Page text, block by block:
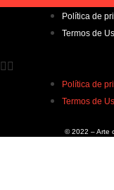
Política de
Termos de
Política de
Termos de
© 2022 – Arte